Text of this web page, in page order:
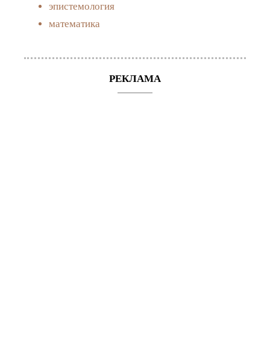
эпистемология
математика
РЕКЛАМА